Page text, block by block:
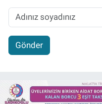
Gönder